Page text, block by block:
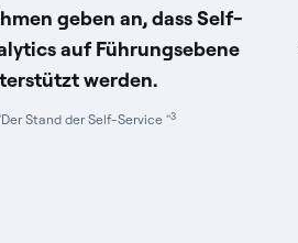
geben an, dass Self-
auf Führungsebene
werden.
Stand der Self-Service "3